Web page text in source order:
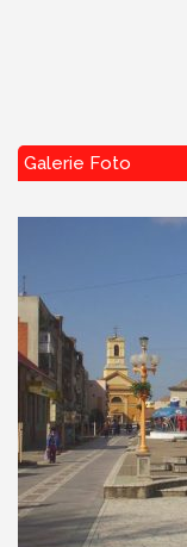
Galerie Foto